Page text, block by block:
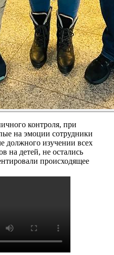
контроля, при
на эмоции сотрудники
должного изучении всех
на детей, не остались
происходящее